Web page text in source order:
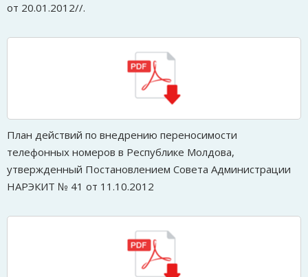
от 20.01.2012//.
План действий по внедрению переносимости
телефонных номеров в Республике Молдова,
утвержденный Постановлением Совета Администрации
НАРЭКИТ № 41 от 11.10.2012